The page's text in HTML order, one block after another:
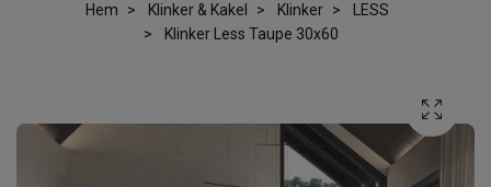
Hem Klinker & Kakel Klinker
LESS
Klinker Less Taupe 30x60